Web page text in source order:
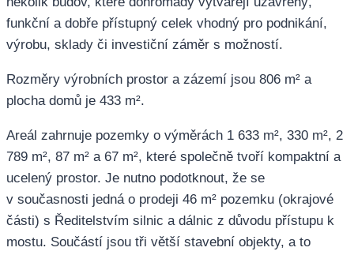
funkční a dobře přístupný celek vhodný pro podnikání,
výrobu, sklady či investiční záměr s možností.
Rozměry výrobních prostor a zázemí jsou 806 m² a
plocha domů je 433 m².
Areál zahrnuje pozemky o výměrách 1 633 m², 330 m², 2
789 m², 87 m² a 67 m², které společně tvoří kompaktní a
ucelený prostor. Je nutno podotknout, že se
v současnosti jedná o prodeji 46 m² pozemku (okrajové
části) s Ředitelstvím silnic a dálnic z důvodu přístupu k
mostu. Součástí jsou tři větší stavební objekty, a to